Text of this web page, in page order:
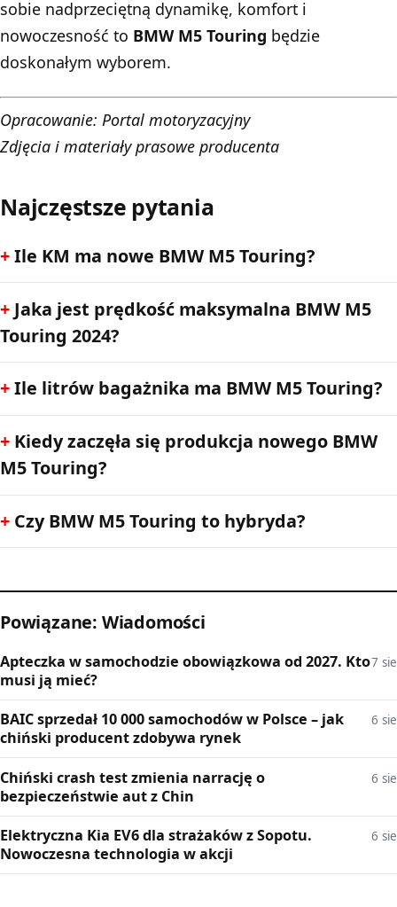
sobie nadprzeciętną dynamikę, komfort i
nowoczesność to BMW M5 Touring będzie
doskonałym wyborem.
Opracowanie: Portal motoryzacyjny
Zdjęcia i materiały prasowe producenta
Najczęstsze pytania
Ile KM ma nowe BMW M5 Touring?
Jaka jest prędkość maksymalna BMW M5
Touring 2024?
Ile litrów bagażnika ma BMW M5 Touring?
Kiedy zaczęła się produkcja nowego BMW
M5 Touring?
Czy BMW M5 Touring to hybryda?
Powiązane: Wiadomości
Apteczka w samochodzie obowiązkowa od 2027. Kto
musi ją mieć?
7 sie
BAIC sprzedał 10 000 samochodów w Polsce – jak
chiński producent zdobywa rynek
6 sie
Chiński crash test zmienia narrację o
bezpieczeństwie aut z Chin
6 sie
Elektryczna Kia EV6 dla strażaków z Sopotu.
Nowoczesna technologia w akcji
6 sie